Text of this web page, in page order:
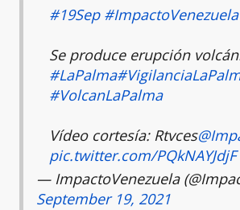
#19Sep #ImpactoVenezuela
Se produce erupción
#LaPalma
#VolcanLaPalma
Vídeo cortesía: Rtvces
pic.twitter.com/PQkNAYJdjF
— ImpactoVenezuela
September 19, 2021